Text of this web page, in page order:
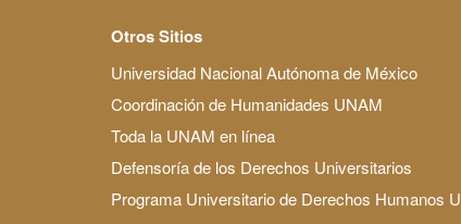
Otros Sitios
Universidad Nacional Autónoma de México
Coordinación de Humanidades UNAM
Toda la UNAM en línea
Defensoría de los Derechos Universitarios
Programa Universitario de Derechos Humanos